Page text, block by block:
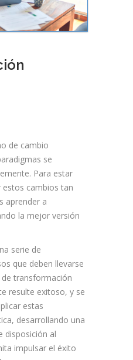
de cambio
se
Para estar
cambios tan
aprender a
la mejor versión
serie de
que deben llevarse
transformación
resulte exitoso, y se
estas
desarrollando una
disposición al
impulsar el éxito